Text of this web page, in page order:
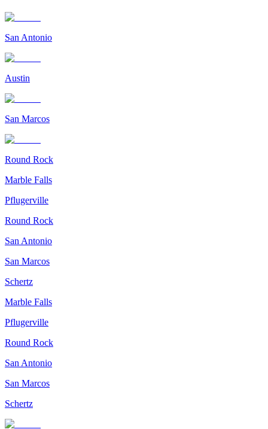
San Antonio
Austin
San Marcos
Round Rock
Marble Falls
Pflugerville
Round Rock
San Antonio
San Marcos
Schertz
Marble Falls
Pflugerville
Round Rock
San Antonio
San Marcos
Schertz